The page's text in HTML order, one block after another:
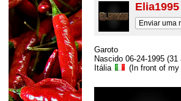
Elia1995
Enviar uma
Garoto
Nascido 06-24-1995
Itália
(In front of my